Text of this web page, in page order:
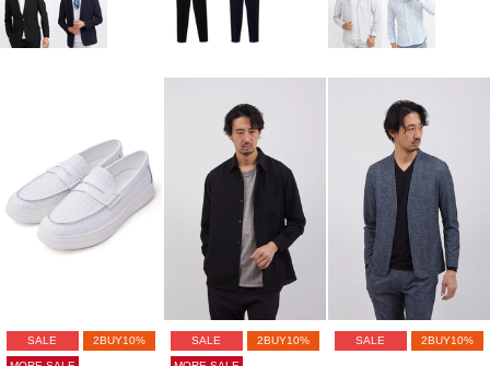
SALE 2BUY10% SALE 2BUY10% SALE 2BUY10%